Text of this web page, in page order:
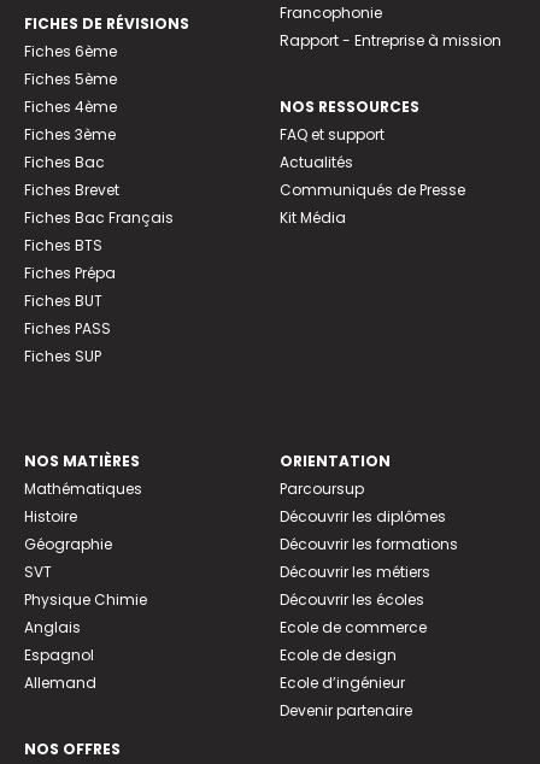
FICHES DE RÉVISIONS
Fiches 6ème
Fiches 5ème
Fiches 4ème
Fiches 3ème
Fiches Bac
Fiches Brevet
Fiches Bac Français
Fiches BTS
Fiches Prépa
Fiches BUT
Fiches PASS
Fiches SUP
Francophonie
Rapport - Entreprise à mission
NOS RESSOURCES
FAQ et support
Actualités
Communiqués de Presse
Kit Média
NOS MATIÈRES
Mathématiques
Histoire
Géographie
SVT
Physique Chimie
Anglais
Espagnol
Allemand
NOS OFFRES
ORIENTATION
Parcoursup
Découvrir les diplômes
Découvrir les formations
Découvrir les métiers
Découvrir les écoles
Ecole de commerce
Ecole de design
Ecole d’ingénieur
Devenir partenaire